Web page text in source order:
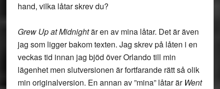
hand, vilka låtar skrev du?
Grew Up at Midnightär en av mina låtar. Det är även
jag som ligger bakom texten. Jag skrev på låten i en
veckas tid innan jag bjöd över Orlando till min
lägenhet men slutversionen är fortfarande rätt så olik
min originalversion. En annan av ”mina” låtar är Went